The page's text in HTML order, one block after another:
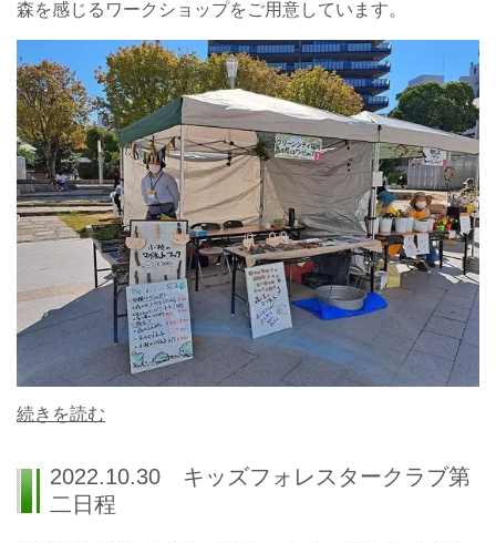
森を感じるワークショップをご用意しています。
続きを読む
2022.10.30 キッズフォレスタークラブ第
二日程